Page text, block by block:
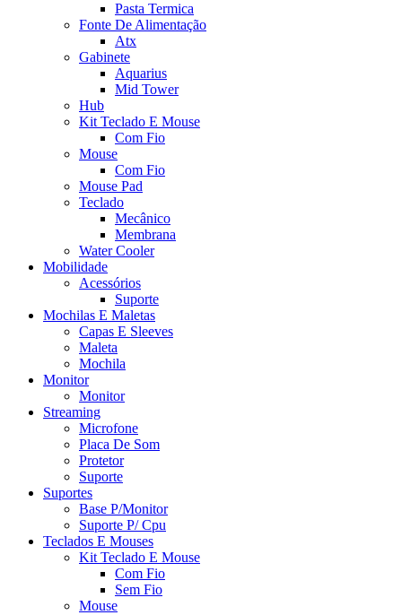
Pasta Termica
Fonte De Alimentação
Atx
Gabinete
Aquarius
Mid Tower
Hub
Kit Teclado E Mouse
Com Fio
Mouse
Com Fio
Mouse Pad
Teclado
Mecânico
Membrana
Water Cooler
Mobilidade
Acessórios
Suporte
Mochilas E Maletas
Capas E Sleeves
Maleta
Mochila
Monitor
Monitor
Streaming
Microfone
Placa De Som
Protetor
Suporte
Suportes
Base P/Monitor
Suporte P/ Cpu
Teclados E Mouses
Kit Teclado E Mouse
Com Fio
Sem Fio
Mouse